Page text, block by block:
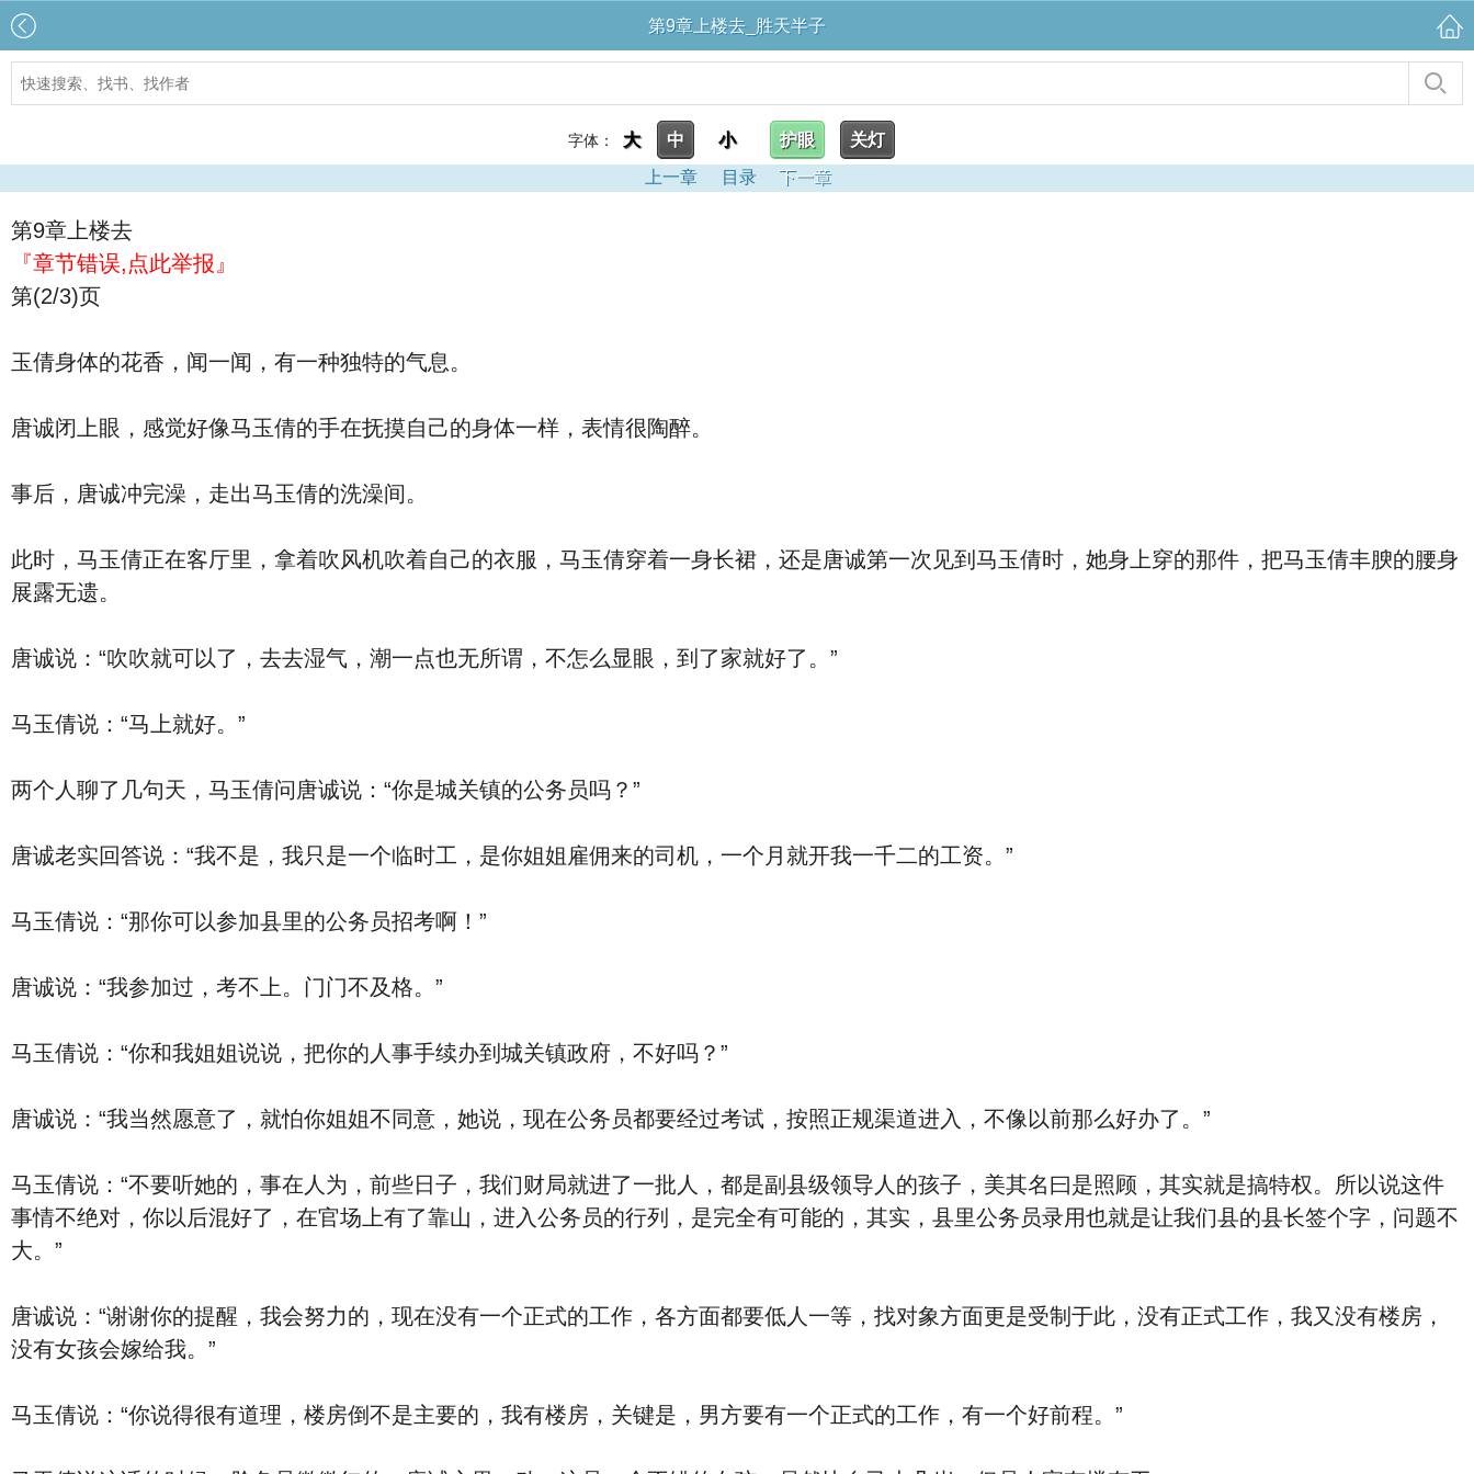
第9章上楼去_胜天半子
字体： 大 中 小 护眼
关灯
上一章
目录 下一章
第9章上楼去
『章节错误,点此举报』
第(2/3)页
玉倩身体的花香，闻一闻，有一种独特的气息。
唐诚闭上眼，感觉好像马玉倩的手在抚摸自己的身体一样，表情很陶醉。
事后，唐诚冲完澡，走出马玉倩的洗澡间。
此时，马玉倩正在客厅里，拿着吹风机吹着自己的衣服，马玉倩穿着一身长裙，还是唐诚第一次见到马玉倩时，她身上穿的那件，把马玉倩丰腴的腰身
展露无遗。
唐诚说：“吹吹就可以了，去去湿气，潮一点也无所谓，不怎么显眼，到了家就好了。”
马玉倩说：“马上就好。”
两个人聊了几句天，马玉倩问唐诚说：“你是城关镇的公务员吗？”
唐诚老实回答说：“我不是，我只是一个临时工，是你姐姐雇佣来的司机，一个月就开我一千二的工资。”
马玉倩说：“那你可以参加县里的公务员招考啊！”
唐诚说：“我参加过，考不上。门门不及格。”
马玉倩说：“你和我姐姐说说，把你的人事手续办到城关镇政府，不好吗？”
唐诚说：“我当然愿意了，就怕你姐姐不同意，她说，现在公务员都要经过考试，按照正规渠道进入，不像以前那么好办了。”
马玉倩说：“不要听她的，事在人为，前些日子，我们财局就进了一批人，都是副县级领导人的孩子，美其名曰是照顾，其实就是搞特权。所以说这件
事情不绝对，你以后混好了，在官场上有了靠山，进入公务员的行列，是完全有可能的，其实，县里公务员录用也就是让我们县的县长签个字，问题不
大。”
唐诚说：“谢谢你的提醒，我会努力的，现在没有一个正式的工作，各方面都要低人一等，找对象方面更是受制于此，没有正式工作，我又没有楼房，
没有女孩会嫁给我。”
马玉倩说：“你说得很有道理，楼房倒不是主要的，我有楼房，关键是，男方要有一个正式的工作，有一个好前程。”